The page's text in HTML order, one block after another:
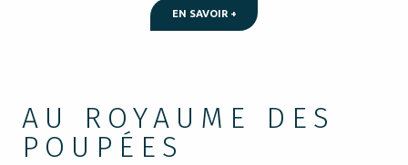
EN SAVOIR +
AU ROYAUME DES
POUPÉES